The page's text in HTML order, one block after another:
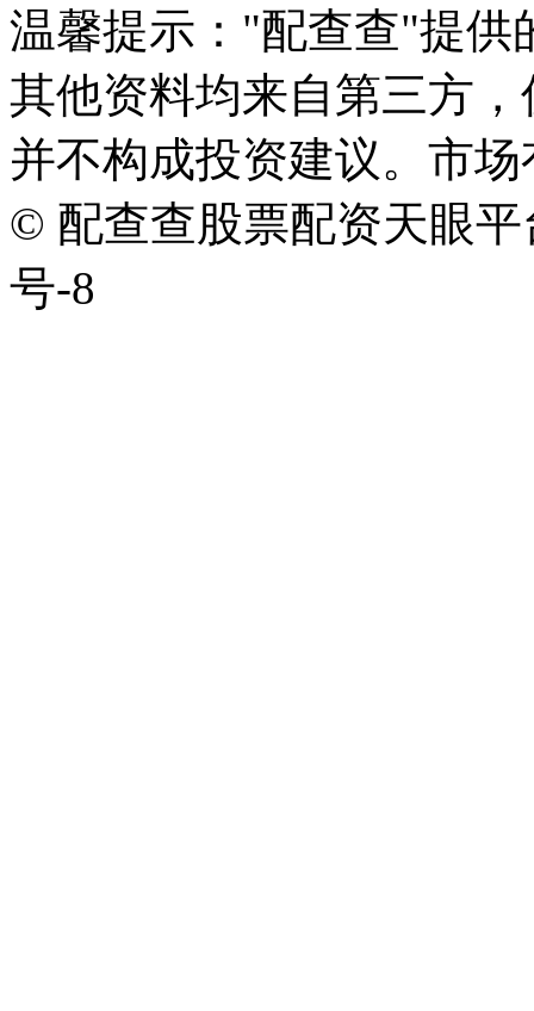
温馨提示："配查查"提供
其他资料均来自第三方
并不构成投资建议。市
© 配查查股票配资天眼平
号-8